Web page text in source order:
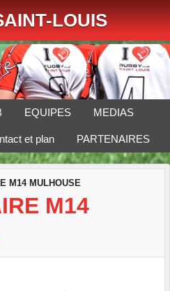
LOUIS
EQUIPES MEDIAS
et plan PARTENAIRES
M14 MULHOUSE
M14